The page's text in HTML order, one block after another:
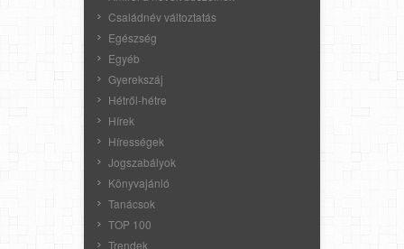
Családnév változtatás
Egészség
Egyéb
Gyerekszáj
Hétről-hétre
Hírek
Hírességek
Jogszabályok
Könyvajánló
Tanácsok
TOP 100
Trendek